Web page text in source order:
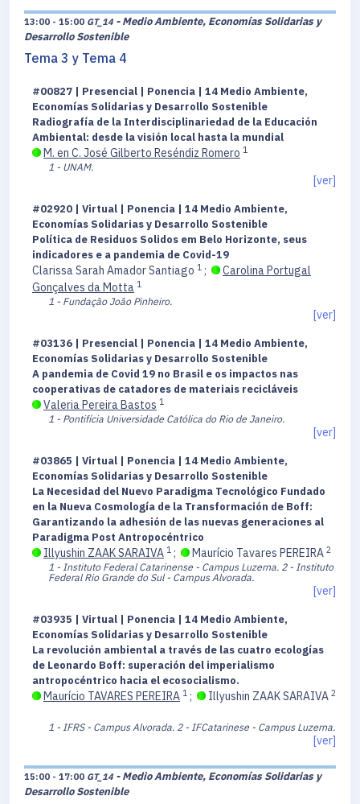
13:00 - 15:00 GT_14 - Medio Ambiente, Economías Solidarias y
Desarrollo Sostenible
Tema 3 y Tema 4
#00827 | Presencial | Ponencia | 14 Medio Ambiente,
Economías Solidarias y Desarrollo Sostenible
Radiografía de la Interdisciplinariedad de la Educación
Ambiental: desde la visión local hasta la mundial
M. en C. José Gilberto Reséndiz Romero 1
1 - UNAM.
[ver]
#02920 | Virtual | Ponencia | 14 Medio Ambiente,
Economías Solidarias y Desarrollo Sostenible
Política de Residuos Solidos em Belo Horizonte, seus
indicadores e a pandemia de Covid-19
Clarissa Sarah Amador Santiago 1 ;
Carolina Portugal
Gonçalves da Motta 1
1 - Fundação João Pinheiro.
[ver]
#03136 | Presencial | Ponencia | 14 Medio Ambiente,
Economías Solidarias y Desarrollo Sostenible
A pandemia de Covid 19 no Brasil e os impactos nas
cooperativas de catadores de materiais recicláveis
Valeria Pereira Bastos 1
1 - Pontifícia Universidade Católica do Rio de Janeiro.
[ver]
#03865 | Virtual | Ponencia | 14 Medio Ambiente,
Economías Solidarias y Desarrollo Sostenible
La Necesidad del Nuevo Paradigma Tecnológico Fundado
en la Nueva Cosmología de la Transformación de Boff:
Garantizando la adhesión de las nuevas generaciones al
Paradigma Post Antropocéntrico
Illyushin ZAAK SARAIVA 1 ; Maurício Tavares PEREIRA 2
1 - Instituto Federal Catarinense - Campus Luzerna. 2 - Instituto
Federal Rio Grande do Sul - Campus Alvorada.
[ver]
#03935 | Virtual | Ponencia | 14 Medio Ambiente,
Economías Solidarias y Desarrollo Sostenible
La revolución ambiental a través de las cuatro ecologías
de Leonardo Boff: superación del imperialismo
antropocéntrico hacia el ecosocialismo.
Maurício TAVARES PEREIRA 1 ; Illyushin ZAAK SARAIVA 2
1 - IFRS - Campus Alvorada. 2 - IFCatarinese - Campus Luzerna.
[ver]
15:00 - 17:00 GT_14 - Medio Ambiente, Economías Solidarias y
Desarrollo Sostenible